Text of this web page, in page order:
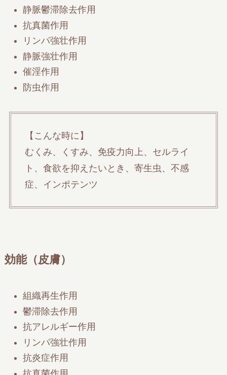
静脈鬱滞除去作用
抗真菌作用
リンパ強壮作用
静脈強壮作用
催淫作用
防虫作用
【こんな時に】
むくみ、くすみ、免疫力向上、セルライ
ト、食欲を抑えたいとき、寄生虫、不感
症、インポテンツ
効能（皮膚）
組織再生作用
鬱滞除去作用
抗アレルギー作用
リンパ強壮作用
抗炎症作用